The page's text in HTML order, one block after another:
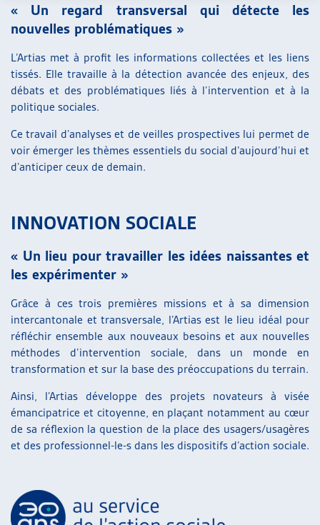
« Un regard transversal qui détecte les
nouvelles problématiques »
L’Artias met à profit les informations collectées et les liens
tissés. Elle travaille à la détection avancée des enjeux, des
débats et des problématiques liés à l’intervention et à la
politique sociales.
Ce travail d’analyses et de veilles prospectives lui permet de
voir émerger les thèmes essentiels du social d’aujourd’hui et
d’anticiper ceux de demain.
INNOVATION SOCIALE
« Un lieu pour travailler les idées naissantes et
les expérimenter »
Grâce à ces trois premières missions et à sa dimension
intercantonale et transversale, l’Artias est le lieu idéal pour
réfléchir ensemble aux nouveaux besoins et aux nouvelles
méthodes d’intervention sociale, dans un monde en
transformation et sur la base des préoccupations du terrain.
Ainsi, l’Artias développe des projets novateurs à visée
émancipatrice et citoyenne, en plaçant notamment au cœur
de sa réflexion la question de la place des usagers/usagères
et des professionnel-le-s dans les dispositifs d’action sociale.